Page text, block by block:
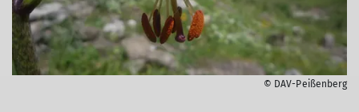
© DAV-Peißenberg